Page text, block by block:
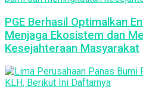
PGE Berhasil Optimalkan
Menjaga Ekosistem dan
Kesejahteraan Masyarakat